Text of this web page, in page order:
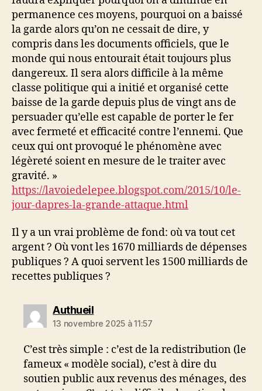
permanence ces moyens, pourquoi on a baissé
la garde alors qu’on ne cessait de dire, y
compris dans les documents officiels, que le
monde qui nous entourait était toujours plus
dangereux. Il sera alors difficile à la même
classe politique qui a initié et organisé cette
baisse de la garde depuis plus de vingt ans de
persuader qu’elle est capable de porter le fer
avec fermeté et efficacité contre l’ennemi. Que
ceux qui ont provoqué le phénomène avec
légèreté soient en mesure de le traiter avec
gravité. »
https://lavoiedelepee.blogspot.com/2015/10/le-
jour-dapres-la-grande-attaque.html
Il y a un vrai problème de fond: où va tout cet
argent ? Où vont les 1670 milliards de dépenses
publiques ? A quoi servent les 1500 milliards de
recettes publiques ?
Authueildit :
13 novembre 2025 à 11:57
C’est très simple : c’est de la redistribution (le
fameux « modèle social), c’est à dire du
soutien public aux revenus des ménages, des